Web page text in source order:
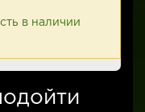
в наличии